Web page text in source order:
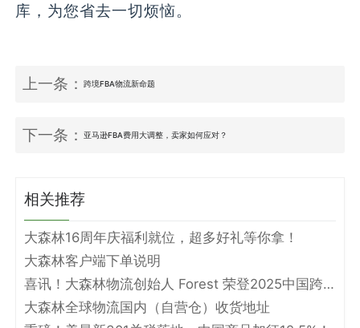
库，为您省去一切烦恼。
上一条：跨境FBA物流新命题
下一条：亚马逊FBA费用大调整，卖家如何应对？
相关推荐
大森林16周年庆福利就位，超多好礼等你拿！
大森林客户端下单说明
喜讯！大森林物流创始人 Forest 荣登2025中国跨境电商物流名人堂！
大森林全球物流国内（自营仓）收货地址